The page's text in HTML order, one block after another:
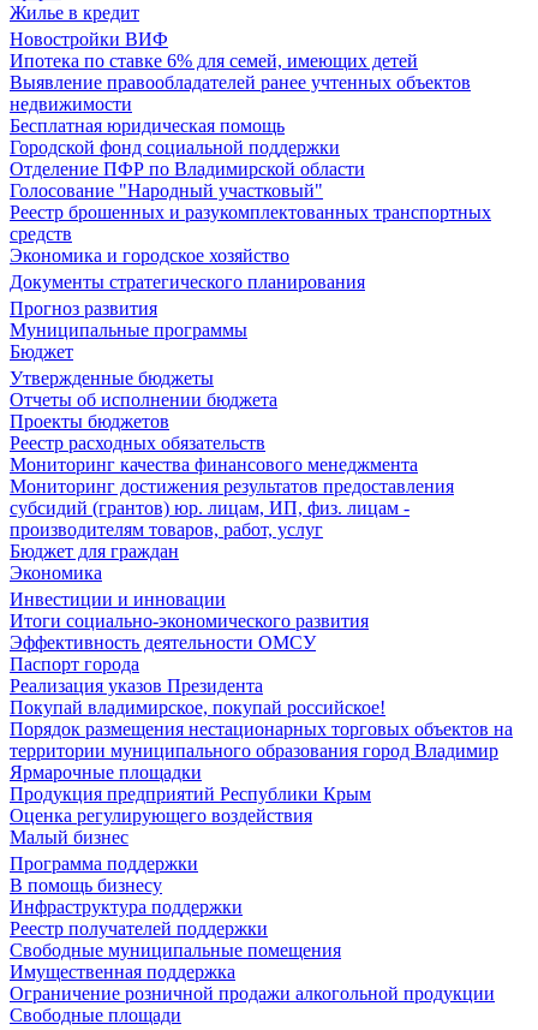
Жилье в кредит
Новостройки ВИФ
Ипотека по ставке 6% для семей, имеющих детей
Выявление правообладателей ранее учтенных объектов
недвижимости
Бесплатная юридическая помощь
Городской фонд социальной поддержки
Отделение ПФР по Владимирской области
Голосование "Народный участковый"
Реестр брошенных и разукомплектованных транспортных
средств
Экономика и городское хозяйство
Документы стратегического планирования
Прогноз развития
Муниципальные программы
Бюджет
Утвержденные бюджеты
Отчеты об исполнении бюджета
Проекты бюджетов
Реестр расходных обязательств
Мониторинг качества финансового менеджмента
Мониторинг достижения результатов предоставления
субсидий (грантов) юр. лицам, ИП, физ. лицам -
производителям товаров, работ, услуг
Бюджет для граждан
Экономика
Инвестиции и инновации
Итоги социально-экономического развития
Эффективность деятельности ОМСУ
Паспорт города
Реализация указов Президента
Покупай владимирское, покупай российское!
Порядок размещения нестационарных торговых объектов на
территории муниципального образования город Владимир
Ярмарочные площадки
Продукция предприятий Республики Крым
Оценка регулирующего воздействия
Малый бизнес
Программа поддержки
В помощь бизнесу
Инфраструктура поддержки
Реестр получателей поддержки
Свободные муниципальные помещения
Имущественная поддержка
Ограничение розничной продажи алкогольной продукции
Свободные площади